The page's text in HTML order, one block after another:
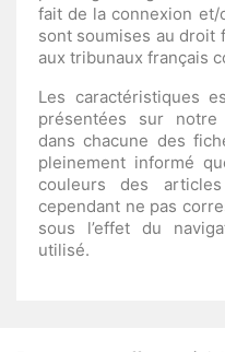
fait de la connexion et/
sont soumises au droit
aux tribunaux français
Les caractéristiques
présentées sur notre
dans chacune des
pleinement informé
couleurs des
cependant ne pas
sous l’effet du
utilisé.